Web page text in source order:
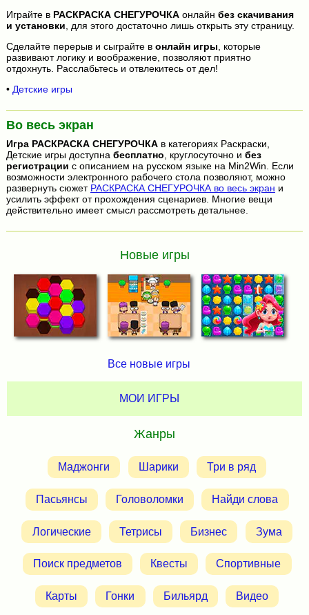
Играйте в РАСКРАСКА СНЕГУРОЧКАонлайн без скачивания
и установки , для этого достаточно лишь открыть эту страницу.
Сделайте перерыв и сыграйте в онлайн игры , которые
развивают логику и воображение, позволяют приятно
отдохнуть. Расслабьтесь и отвлекитесь от дел!
• Детские игры
Во весь экран
Игра РАСКРАСКА СНЕГУРОЧКАв категориях Раскраски,
Детские игры доступна бесплатно, круглосуточно и без
регистрации с описанием на русском языке на Min2Win. Если
возможности электронного рабочего стола позволяют, можно
развернуть сюжет РАСКРАСКА СНЕГУРОЧКА во весь экран и
усилить эффект от прохождения сценариев. Многие вещи
действительно имеет смысл рассмотреть детальнее.
Новые игры
Все новые игры
МОИ ИГРЫ
Жанры
Маджонги Шарики Три в ряд
Пасьянсы Головоломки Найди слова
Логические Тетрисы Бизнес Зума
Поиск предметов Квесты Спортивные
Карты Гонки Бильярд Видео